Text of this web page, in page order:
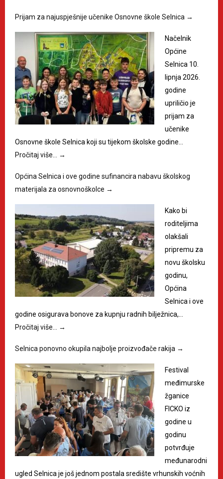
Prijam za najuspješnije učenike Osnovne škole Selnica →
Načelnik
Općine
Selnica 10.
lipnja 2026.
godine
upriličio je
prijam za
učenike
Osnovne škole Selnica koji su tijekom školske godine…
Pročitaj više…
→
Općina Selnica i ove godine sufinancira nabavu školskog
materijala za osnovnoškolce →
Kako bi
roditeljima
olakšali
pripremu za
novu školsku
godinu,
Općina
Selnica i ove
godine osigurava bonove za kupnju radnih bilježnica,…
Pročitaj više…
→
Selnica ponovno okupila najbolje proizvođače rakija →
Festival
međimurske
žganice
FICKO iz
godine u
godinu
potvrđuje
međunarodni
ugled Selnica je još jednom postala središte vrhunskih voćnih